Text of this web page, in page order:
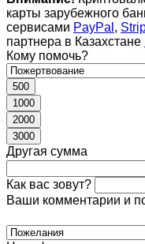
карты зарубежного
сервисами PayPal ,
партнера в Казахстане
Кому помочь?
500
1000
2000
3000
Другая сумма
Как вас зовут?
Ваши комментарии и